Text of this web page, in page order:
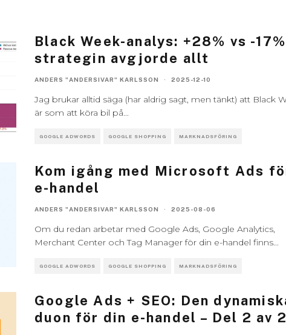
Black Week-analys: +28% vs -17%
strategin avgjorde allt
ANDERS "ANDERSIVAR" KARLSSON · 2025-12-10
Jag brukar alltid säga (har aldrig sagt, men tänkt) att Black
är som att köra bil på...
GOOGLE ADWORDS GOOGLE SHOPPING MARKNADSFÖRING
Kom igång med Microsoft Ads
e-handel
ANDERS "ANDERSIVAR" KARLSSON · 2025-08-06
Om du redan arbetar med Google Ads, Google Analytics,
Merchant Center och Tag Manager för din e-handel finns...
GOOGLE ADWORDS GOOGLE SHOPPING MARKNADSFÖRING
Google Ads + SEO: Den
duon för din e-handel – Del 2 av 2